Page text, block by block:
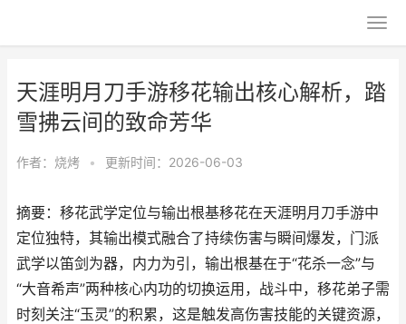
天涯明月刀手游移花输出核心解析，踏
雪拂云间的致命芳华
作者： 烧烤 • 更新时间：2026-06-03
摘要：移花武学定位与输出根基移花在天涯明月刀手游中
定位独特，其输出模式融合了持续伤害与瞬间爆发，门派
武学以笛剑为器，内力为引，输出根基在于“花杀一念”与
“大音希声”两种核心内功的切换运用，战斗中，移花弟子需
时刻关注“玉灵”的积累，这是触发高伤害技能的关键资源，